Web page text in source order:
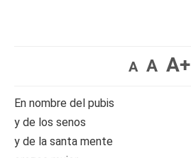
A A A+
En nombre del pubis
y de los senos
y de la santa mente